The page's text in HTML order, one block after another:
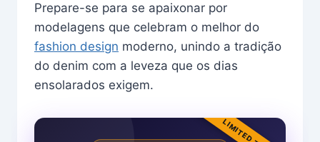
Prepare-se para se apaixonar por
modelagens que celebram o melhor do
fashion design moderno, unindo a tradição
do denim com a leveza que os dias
ensolarados exigem.